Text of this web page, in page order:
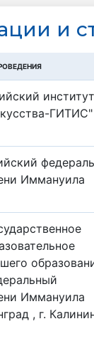
и
институт
ГИТИС"
Иммануила
Иммануила
, г.